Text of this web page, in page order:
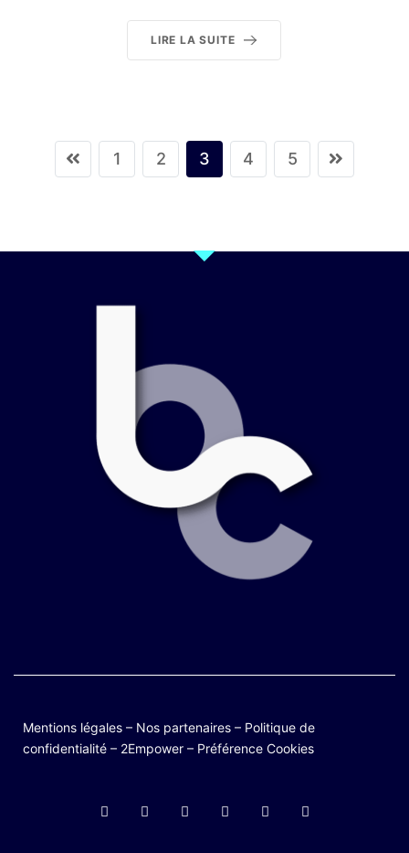
LIRE LA SUITE
1 2 3 4 5
Mentions légales – Nos partenaires – Politique de
confidentialité – 2Empower – Préférence Cookies